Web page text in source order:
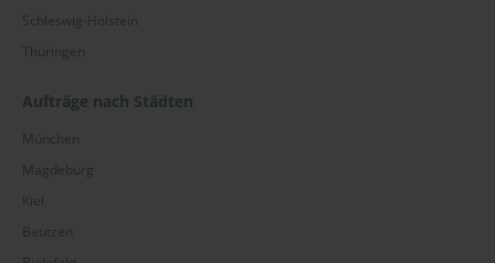
Schleswig-Holstein
Thüringen
Aufträge nach Städten
München
Magdeburg
Kiel
Bautzen